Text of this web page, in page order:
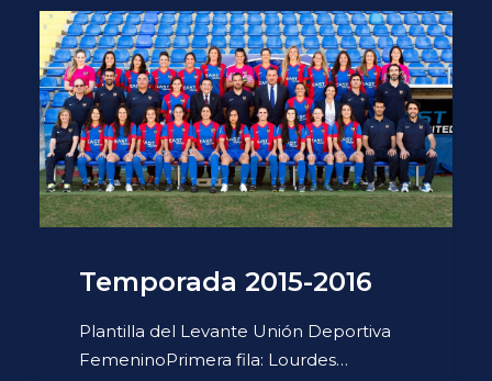
Temporada 2015-2016
Plantilla del Levante Unión Deportiva
FemeninoPrimera fila: Lourdes…